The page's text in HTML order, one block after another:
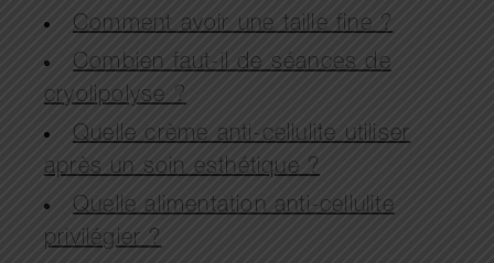
Comment avoir une taille fine ?
Combien faut-il de séances de
cryolipolyse ?
Quelle crème anti-cellulite utiliser
après un soin esthétique ?
Quelle alimentation anti-cellulite
privilégier ?